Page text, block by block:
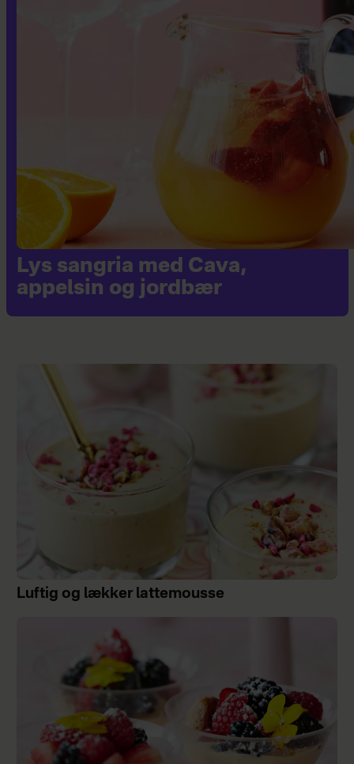
Lys sangria med Cava,
appelsin og jordbær
Luftig og lækker lattemousse